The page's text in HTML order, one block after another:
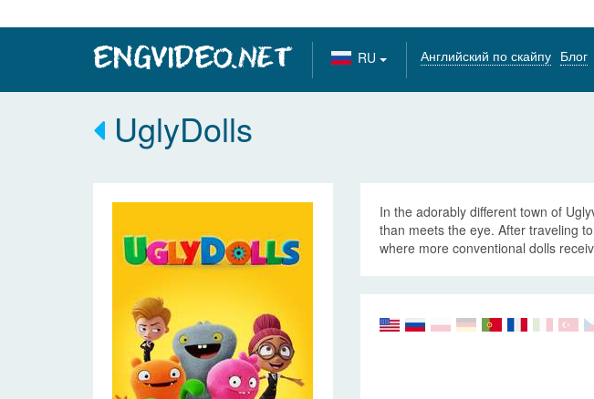
RU Английский по скайпу Блог
UglyDolls
In the adorably different town of
than meets the eye. After traveling
where more conventional dolls